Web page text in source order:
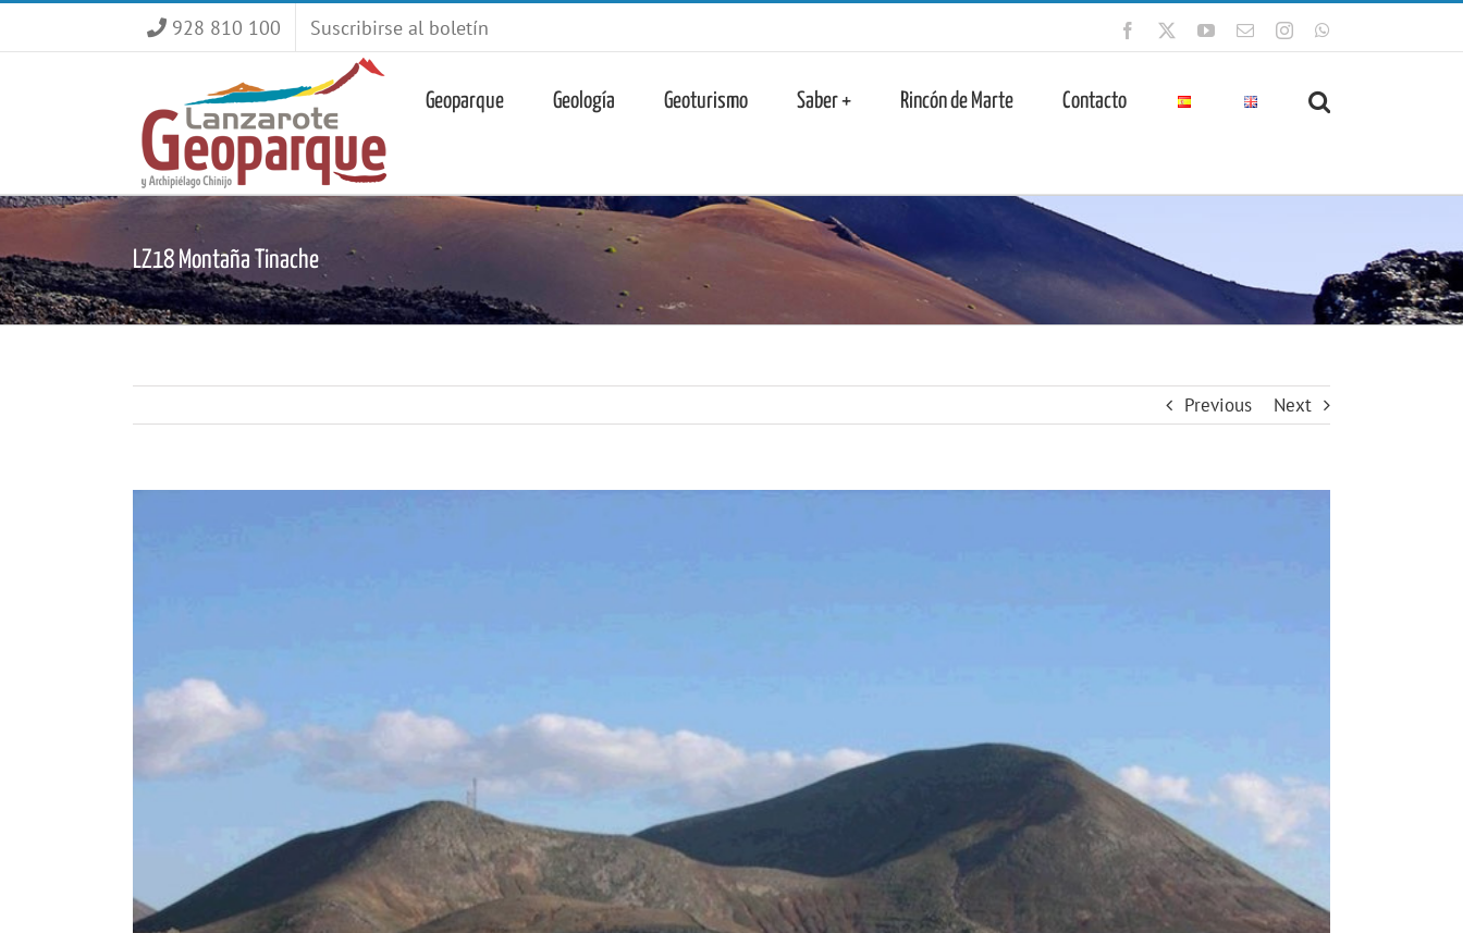
928 810 100 Suscribirse al boletín Facebook YouTube
CorreoInstagram
Geoparque Geología Geoturismo Saber + Rincón de Marte Contacto
LZ18 Montaña Tinache
Previous Next